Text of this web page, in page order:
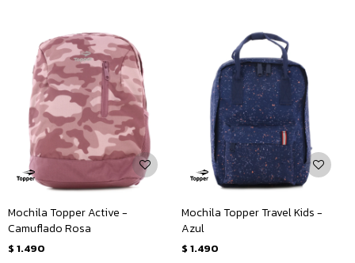
Mochila Topper Active -
Camuflado Rosa
$ 1.490
Mochila Topper Travel Kids -
Azul
$ 1.490